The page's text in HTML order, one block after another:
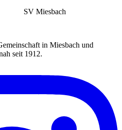
SV Miesbach
in Miesbach und
seit 1912.